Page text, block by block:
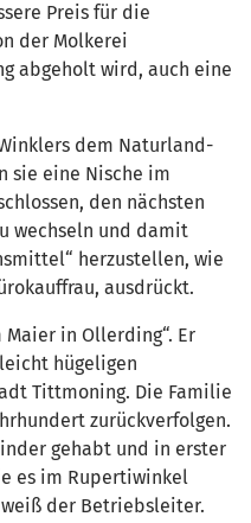
Preis für die
der Molkerei
abgeholt wird, auch eine
dem Naturland-
sie eine Nische im
den nächsten
wechseln und damit
herzustellen, wie
ausdrückt.
in Ollerding“. Er
hügeligen
Tittmoning. Die Familie
zurückverfolgen.
gehabt und in erster
es im Rupertiwinkel
der Betriebsleiter.